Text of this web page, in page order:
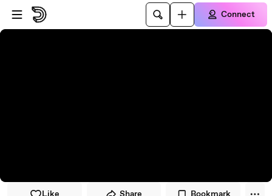
Skip to player
Skip to main content
Connect